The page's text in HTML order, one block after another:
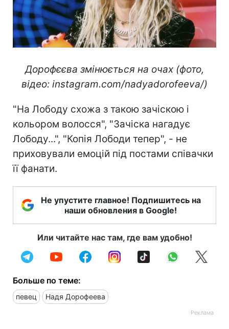
Дорофєєва змінюється на очах (фото,
відео: instagram.com/nadyadorofeeva/)
"На Лободу схожа з такою зачіскою і
кольором волосся", "Зачіска нагадує
Лободу...", "Копія Лободи тепер", - не
приховували емоцій під постами співачки
її фанати.
Не упустите главное! Подпишитесь на
наши обновления в Google!
Или читайте нас там, где вам удобно!
Больше по теме:
певец Надя Дорофеева